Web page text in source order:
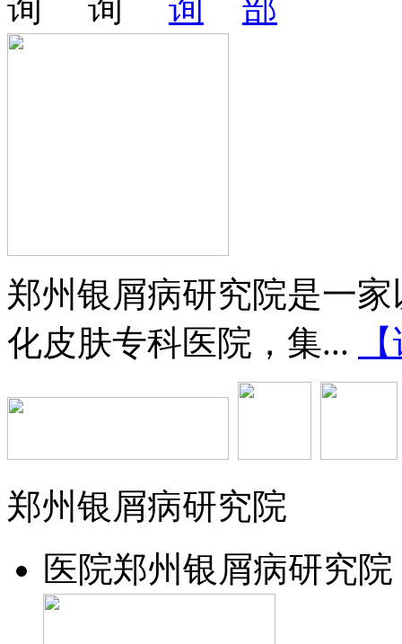
郑州银屑病研究院是一
化皮肤专科医院，集...
郑州银屑病研究院
医院郑州银屑病研究院